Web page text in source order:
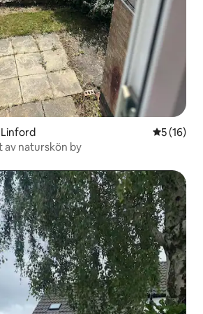
5 av 5 i
5 (16)
av naturskön by